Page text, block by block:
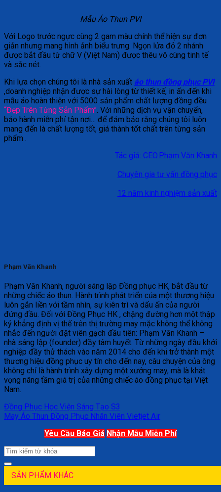
Mẫu Áo Thun PVI
Với Logo trước ngực cùng 2 gam màu chính thể hiện sự đơn
giản nhưng mang hình ảnh biểu trưng. Ngọn lửa đỏ 2 nhánh
được bắt đầu từ chữ V (Việt Nam) được thêu vô cùng tinh tế
và sắc nét.
Khi lựa chọn chúng tôi là nhà sản xuất áo thun đồng phục PVI
,doanh nghiệp nhận được sự hài lòng từ thiết kế, in ấn đến khi
mẫu áo hoàn thiện với 5000 sản phẩm chất lượng đồng đều
“Đẹp Trên Từng Sản Phẩm” . Với những dịch vụ vận chuyển,
bảo hành miễn phí tận nơi… để đảm bảo rằng chúng tôi luôn
mang đến là chất lượng tốt, giá thành tốt chất trên từng sản
phẩm .
Tác giả: CEO.Phạm Văn Khanh
Chuyên gia tư vấn đồng phục
12 năm kinh nghiệm sản xuất
Phạm Văn Khanh
Phạm Văn Khanh, người sáng lập Đồng phục HK, bắt đầu từ
những chiếc áo thun. Hành trình phát triển của một thương hiệu
luôn gắn liền với tầm nhìn, sự kiên trì và dấu ấn của người
đứng đầu. Đối với Đồng Phục HK , chặng đường hơn một thập
kỷ khẳng định vị thế trên thị trường may mặc không thể không
nhắc đến người đặt viên gạch đầu tiên: Phạm Văn Khanh –
nhà sáng lập (founder) đầy tâm huyết. Từ những ngày đầu khởi
nghiệp đầy thử thách vào năm 2014 cho đến khi trở thành một
thương hiệu đồng phục uy tín cho đến nay, câu chuyện của ông
không chỉ là hành trình xây dựng một xưởng may, mà là khát
vọng nâng tầm giá trị của những chiếc áo đồng phục tại Việt
Nam.
Đồng Phục Học Viện Sáng Tạo S3
May Áo Thun Đồng Phục Nhân Viên Vietjet Air
Yêu Cầu Báo Giá Nhận Mẫu Miễn Phí
SẢN PHẨM KHÁC